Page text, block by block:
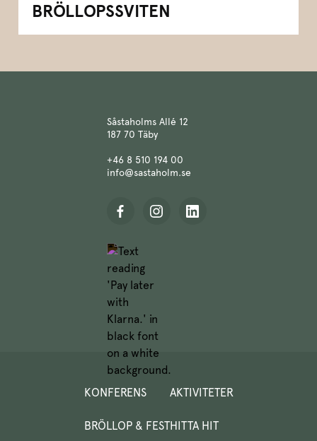
BRÖLLOPSSVITEN
Såstaholms Allé 12
187 70 Täby
+46 8 510 194 00
info@sastaholm.se
KONFERENS
BRÖLLOP & FEST
AKTIVITETER
HITTA HIT